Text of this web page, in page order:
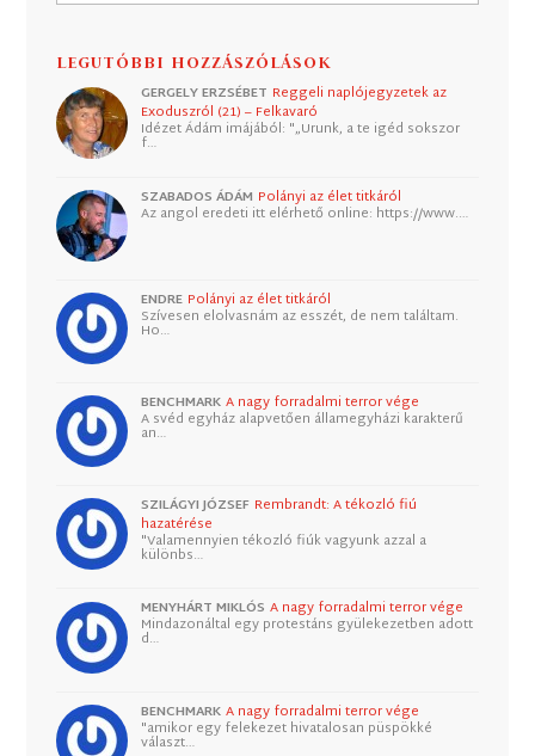
LEGUTÓBBI HOZZÁSZÓLÁSOK
GERGELY ERZSÉBET Reggeli naplójegyzetek az
Exoduszról (21) – Felkavaró
Idézet Ádám imájából: "„Urunk, a te igéd sokszor
f…
SZABADOS ÁDÁM Polányi az élet titkáról
Az angol eredeti itt elérhető online: https://www.…
ENDRE Polányi az élet titkáról
Szívesen elolvasnám az esszét, de nem találtam.
Ho…
BENCHMARK A nagy forradalmi terror vége
A svéd egyház alapvetően államegyházi karakterű
an…
SZILÁGYI JÓZSEF Rembrandt: A tékozló fiú
hazatérése
"Valamennyien tékozló fiúk vagyunk azzal a
különbs…
MENYHÁRT MIKLÓS A nagy forradalmi terror vége
Mindazonáltal egy protestáns gyülekezetben adott
d…
BENCHMARK A nagy forradalmi terror vége
"amikor egy felekezet hivatalosan püspökké
választ…